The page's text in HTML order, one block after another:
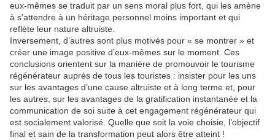
eux-mêmes se traduit par un sens moral plus fort, qui les amène
à s’attendre à un héritage personnel moins important et qui
reflète leur nature altruiste.
Inversement, d’autres sont plus motivés pour « se montrer » et
créer une image positive d’eux-mêmes sur le moment. Ces
conclusions orientent sur la manière de promouvoir le tourisme
régénérateur auprès de tous les touristes : insister pour les uns
sur les avantages d’une cause altruiste et à long terme et, pour
les autres, sur les avantages de la gratification instantanée et la
communication de soi suite à cet engagement régénérateur qui
est socialement valorisé. Quelle que soit la voie choisie, l’objectif
final et sain de la transformation peut alors être atteint !